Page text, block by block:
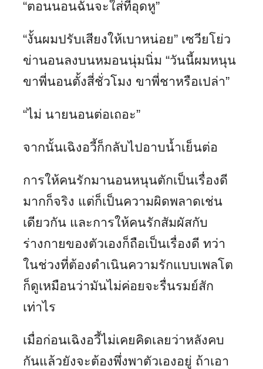
“ตอนนอนฉันจะใส่ที่อุดหู”
“งั้นผมปรับเสียงให้เบาหน่อย” เซวียโย่ว
ข่านอนลงบนหมอนนุ่มนิ่ม “วันนี้ผมหนุน
ขาพี่นอนตั้งสี่ชั่วโมง ขาพี่ชาหรือเปล่า”
“ไม่ นายนอนต่อเถอะ”
จากนั้นเฉิงอวี้ก็กลับไปอาบน้ำเย็นต่อ
การให้คนรักมานอนหนุนตักเป็นเรื่องดี
มากก็จริง แต่ก็เป็นความผิดพลาดเช่น
เดียวกัน และการให้คนรักสัมผัสกับ
ร่างกายของตัวเองก็ถือเป็นเรื่องดี ทว่า
ในช่วงที่ต้องดำเนินความรักแบบเพลโต
ก็ดูเหมือนว่ามันไม่ค่อยจะรื่นรมย์สัก
เท่าไร
เมื่อก่อนเฉิงอวี้ไม่เคยคิดเลยว่าหลังคบ
กันแล้วยังจะต้องพึ่งพาตัวเองอยู่ ถ้าเอา